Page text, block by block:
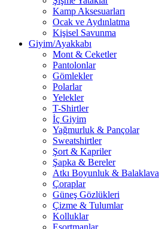
Kamp Aksesuarları
Ocak ve Aydınlatma
Kişisel Savunma
Giyim/Ayakkabı
Mont & Ceketler
Pantolonlar
Gömlekler
Polarlar
Yelekler
T-Shirtler
İç Giyim
Yağmurluk & Pançolar
Sweatshirtler
Şort & Kapriler
Şapka & Bereler
Atkı Boyunluk & Balaklava
Çoraplar
Güneş Gözlükleri
Çizme & Tulumlar
Kolluklar
Eşortmanlar